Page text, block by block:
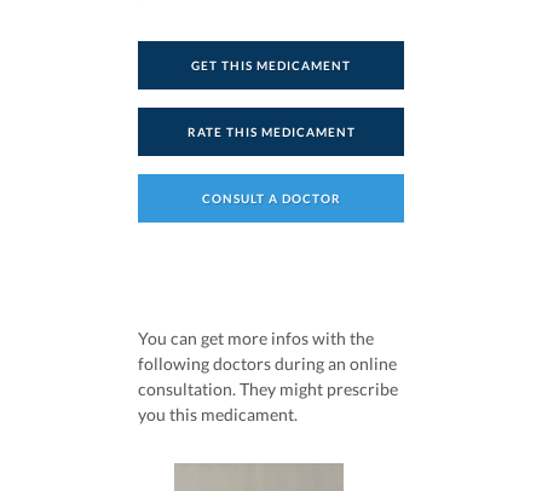
GET THIS MEDICAMENT
RATE THIS MEDICAMENT
CONSULT A DOCTOR
You can get more infos with the
following doctors during an online
consultation. They might prescribe
you this medicament.